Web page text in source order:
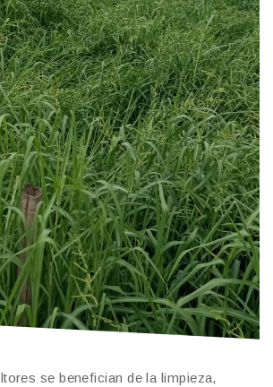
se benefician de la limpieza,